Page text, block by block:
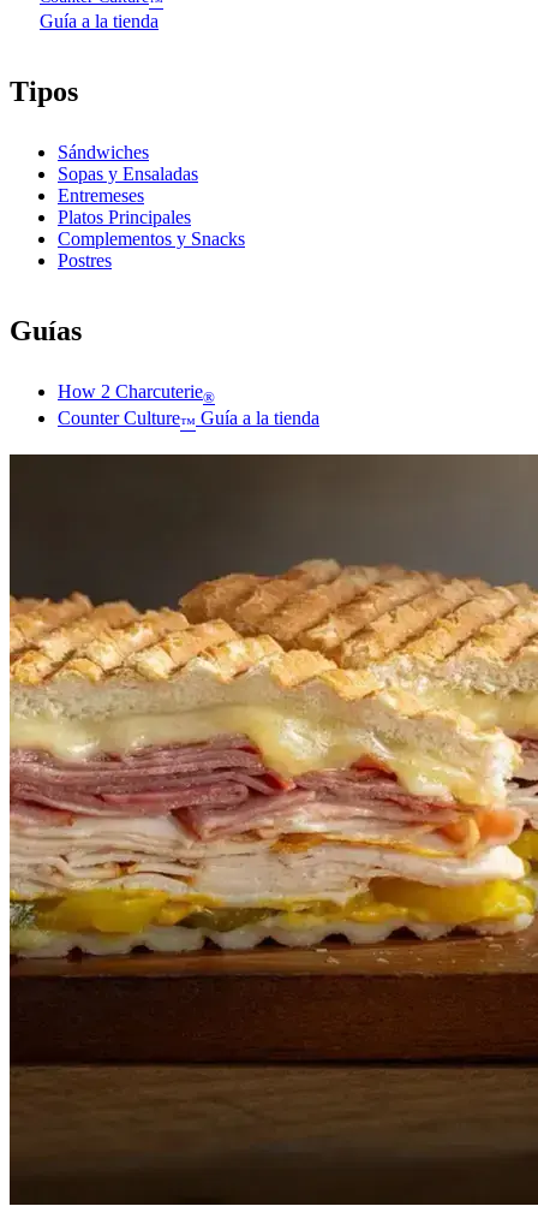
Guía a la tienda
Tipos
Sándwiches
Sopas y Ensaladas
Entremeses
Platos Principales
Complementos y Snacks
Postres
Guías
How 2 Charcuterie®
Counter Culture™ Guía a la tienda